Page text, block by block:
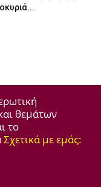
θεμάτων
το
Σχετικά με εμάς: